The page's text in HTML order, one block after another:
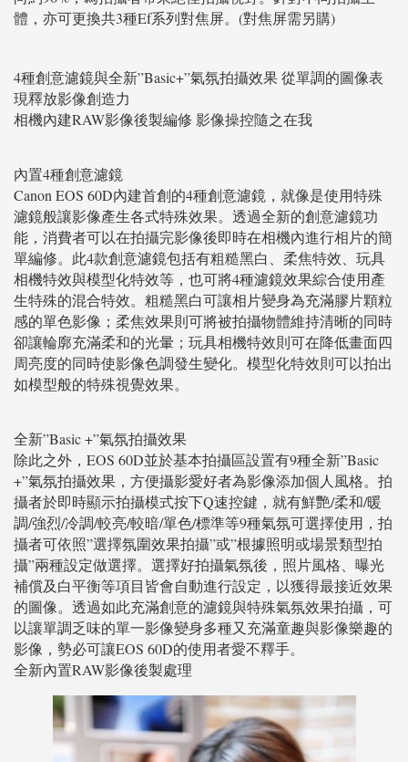
體，亦可更換共3種Ef系列對焦屏。(對焦屏需另購)
4種創意濾鏡與全新”Basic+”氣氛拍攝效果 從單調的圖像表
現釋放影像創造力
相機內建RAW影像後製編修 影像操控隨之在我
內置4種創意濾鏡
Canon EOS 60D內建首創的4種創意濾鏡，就像是使用特殊
濾鏡般讓影像產生各式特殊效果。透過全新的創意濾鏡功
能，消費者可以在拍攝完影像後即時在相機內進行相片的簡
單編修。此4款創意濾鏡包括有粗糙黑白、柔焦特效、玩具
相機特效與模型化特效等，也可將4種濾鏡效果綜合使用產
生特殊的混合特效。粗糙黑白可讓相片變身為充滿膠片顆粒
感的單色影像；柔焦效果則可將被拍攝物體維持清晰的同時
卻讓輪廓充滿柔和的光暈；玩具相機特效則可在降低畫面四
周亮度的同時使影像色調發生變化。模型化特效則可以拍出
如模型般的特殊視覺效果。
全新”Basic +”氣氛拍攝效果
除此之外，EOS 60D並於基本拍攝區設置有9種全新”Basic
+”氣氛拍攝效果，方便攝影愛好者為影像添加個人風格。拍
攝者於即時顯示拍攝模式按下Q速控鍵，就有鮮艷/柔和/暖
調/強烈/冷調/較亮/較暗/單色/標準等9種氣氛可選擇使用，拍
攝者可依照”選擇氛圍效果拍攝”或”根據照明或場景類型拍
攝”兩種設定做選擇。選擇好拍攝氣氛後，照片風格、曝光
補償及白平衡等項目皆會自動進行設定，以獲得最接近效果
的圖像。透過如此充滿創意的濾鏡與特殊氣氛效果拍攝，可
以讓單調乏味的單一影像變身多種又充滿童趣與影像樂趣的
影像，勢必可讓EOS 60D的使用者愛不釋手。
全新內置RAW影像後製處理